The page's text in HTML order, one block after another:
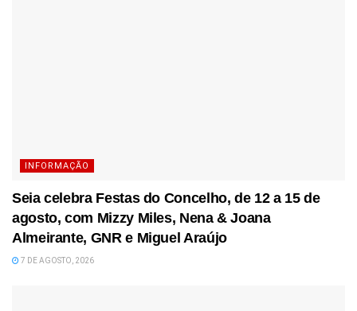
INFORMAÇÃO
Seia celebra Festas do Concelho, de 12 a 15 de
agosto, com Mizzy Miles, Nena & Joana
Almeirante, GNR e Miguel Araújo
7 DE AGOSTO, 2026